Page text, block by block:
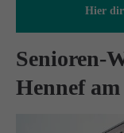
Hier
Senioren-
Hennef